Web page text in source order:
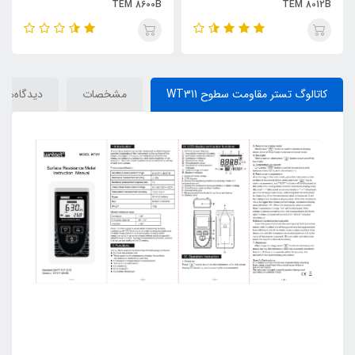
TEM 8012B
TEM 8600B
کاتالوگ تستر مقاومت سطوح WT311 مشخصات دیدگاه‌ها